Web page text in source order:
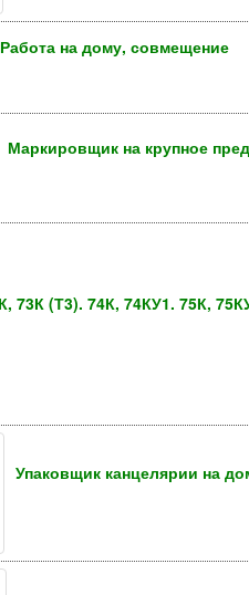
Работа на дому, совмещение
Маркировщик на крупное
73К (Т3). 74К, 74КУ1. 75К,
Упаковщик канцелярии на